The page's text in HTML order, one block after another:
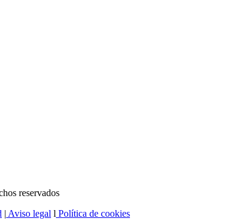
reservados
| Aviso legal l Política de cookies